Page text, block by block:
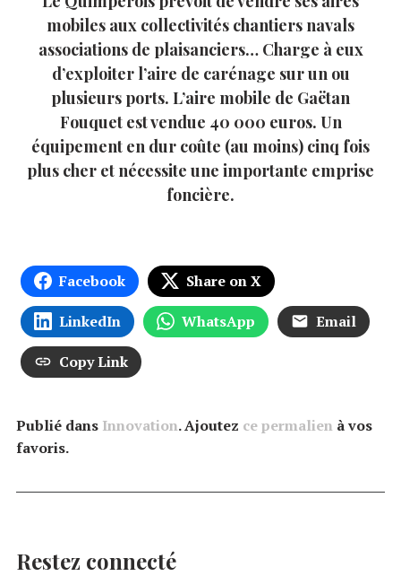
mobiles aux collectivités chantiers navals
associations de plaisanciers… Charge à eux
d’exploiter l’aire de carénage sur un ou
plusieurs ports. L’aire mobile de Gaëtan
Fouquet est vendue 40 000 euros. Un
équipement en dur coûte (au moins) cinq fois
plus cher et nécessite une importante emprise
foncière.
Facebook Share on X
LinkedIn WhatsApp Email
Copy Link
Publié dans Innovation. Ajoutez ce permalien à vos
favoris.
Restez connecté